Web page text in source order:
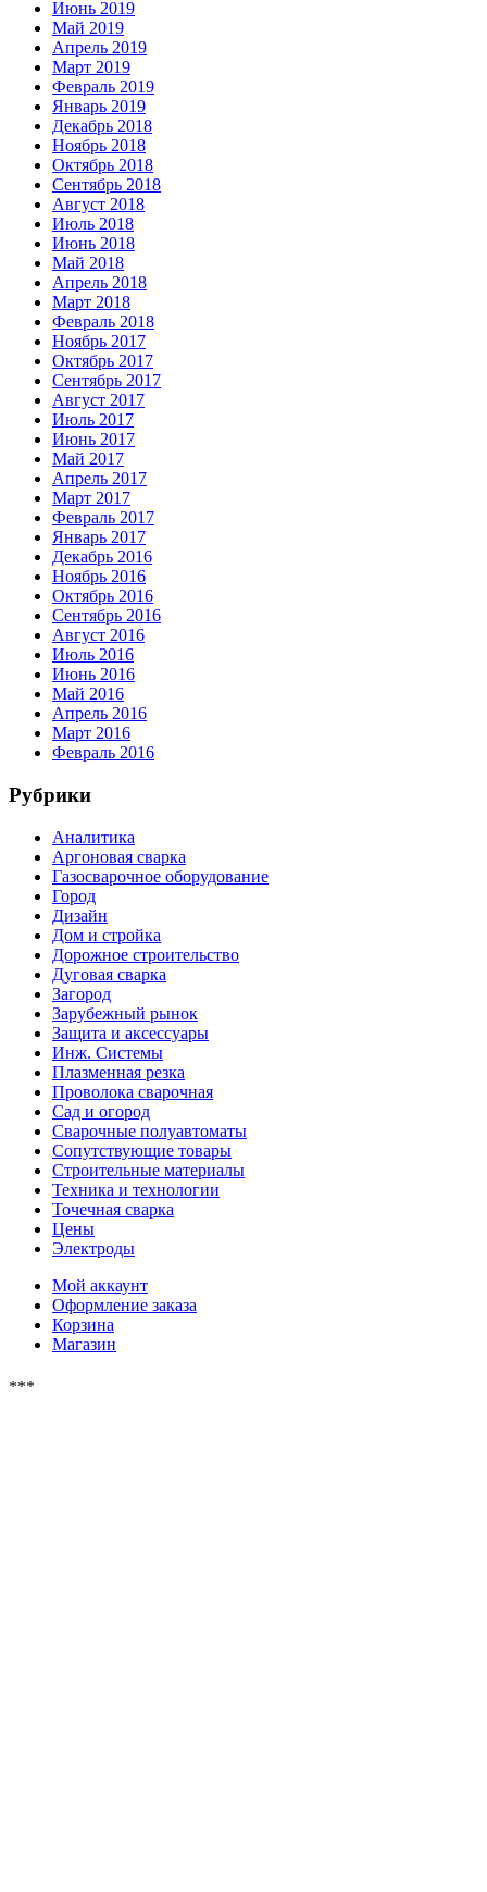
Июнь 2019
Май 2019
Апрель 2019
Март 2019
Февраль 2019
Январь 2019
Декабрь 2018
Ноябрь 2018
Октябрь 2018
Сентябрь 2018
Август 2018
Июль 2018
Июнь 2018
Май 2018
Апрель 2018
Март 2018
Февраль 2018
Ноябрь 2017
Октябрь 2017
Сентябрь 2017
Август 2017
Июль 2017
Июнь 2017
Май 2017
Апрель 2017
Март 2017
Февраль 2017
Январь 2017
Декабрь 2016
Ноябрь 2016
Октябрь 2016
Сентябрь 2016
Август 2016
Июль 2016
Июнь 2016
Май 2016
Апрель 2016
Март 2016
Февраль 2016
Рубрики
Аналитика
Аргоновая сварка
Газосварочное оборудование
Город
Дизайн
Дом и стройка
Дорожное строительство
Дуговая сварка
Загород
Зарубежный рынок
Защита и аксессуары
Инж. Системы
Плазменная резка
Проволока сварочная
Сад и огород
Сварочные полуавтоматы
Сопутствующие товары
Строительные материалы
Техника и технологии
Точечная сварка
Цены
Электроды
Мой аккаунт
Оформление заказа
Корзина
Магазин
***